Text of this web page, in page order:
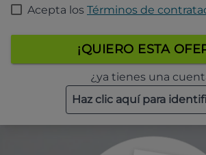
Acepta los Términos de
¡QUIERO ESTA
¿ya tienes una
Haz clic aquí para